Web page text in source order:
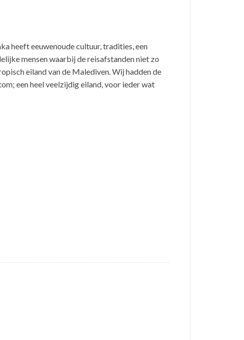
heeft eeuwenoude cultuur, tradities, een
mensen waarbij de reisafstanden niet zo
eiland van de Malediven. Wij hadden de
een heel veelzijdig eiland, voor ieder wat